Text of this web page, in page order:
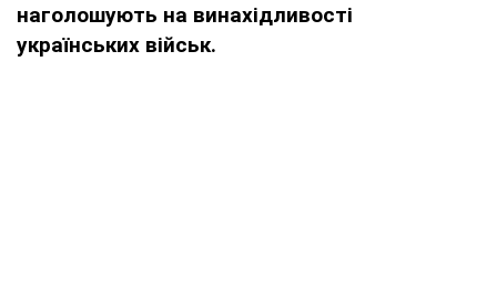
наголошують на винахідливості
українських військ.